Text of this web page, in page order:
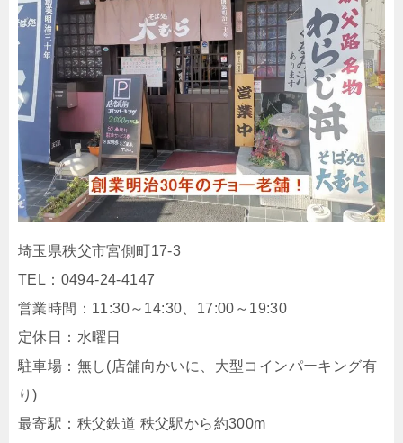
埼玉県秩父市宮側町17-3
TEL：0494-24-4147
営業時間：11:30～14:30、17:00～19:30
定休日：水曜日
駐車場：無し(店舗向かいに、大型コインパーキング有
り)
最寄駅：秩父鉄道 秩父駅から約300m